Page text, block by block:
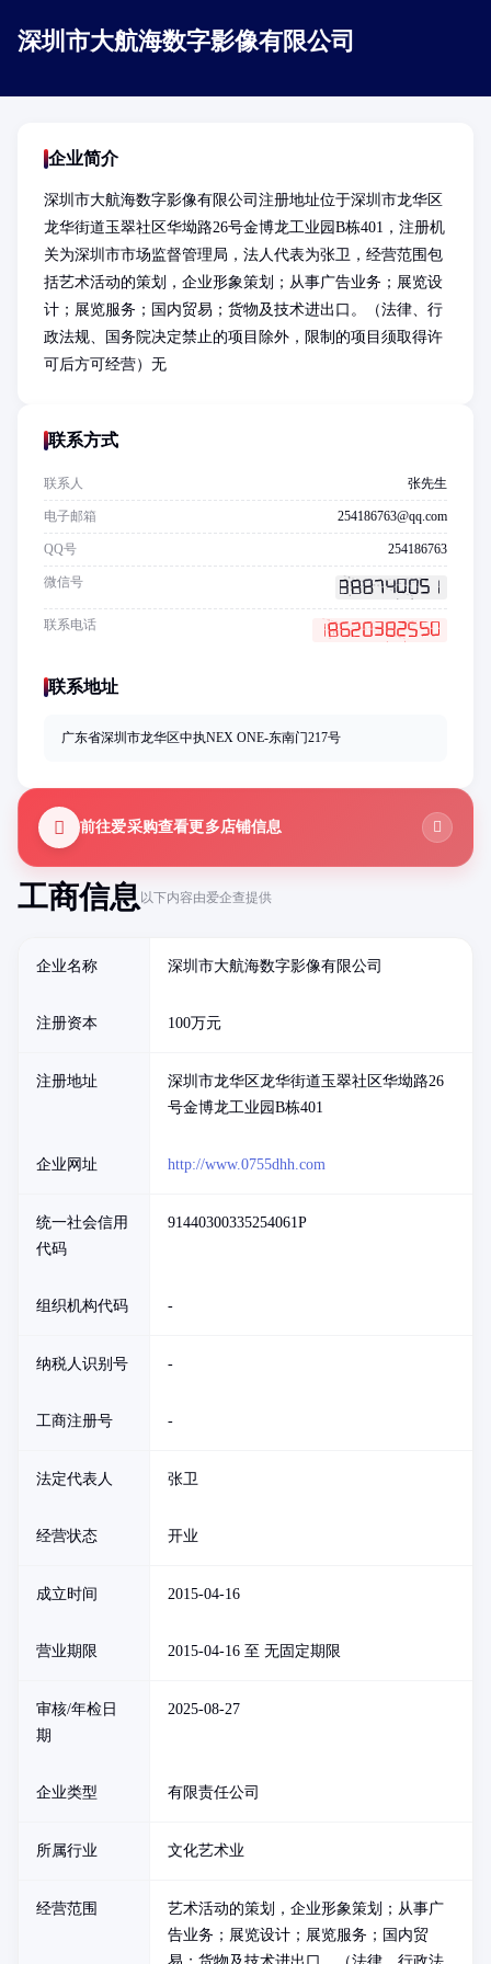
深圳市大航海数字影像有限公司
工商信息以下内容由爱企查提供
企业名称 深圳市大航海数字影像有限公司
注册资本 100万元
注册地址
深圳市龙华区龙华街道玉翠社区华坳路26
号金博龙工业园B栋401
企业网址 http://www.0755dhh.com
统一社会信用
代码
91440300335254061P
组织机构代码 -
纳税人识别号 -
工商注册号 -
法定代表人 张卫
经营状态 开业
成立时间 2015-04-16
营业期限 2015-04-16 至 无固定期限
审核/年检日
期
2025-08-27
企业类型 有限责任公司
所属行业 文化艺术业
经营范围
艺术活动的策划，企业形象策划；从事广
告业务；展览设计；展览服务；国内贸
企业简介
深圳市大航海数字影像有限公司注册地址位于深圳市龙华区
龙华街道玉翠社区华坳路26号金博龙工业园B栋401，注册机
关为深圳市市场监督管理局，法人代表为张卫，经营范围包
括艺术活动的策划，企业形象策划；从事广告业务；展览设
计；展览服务；国内贸易；货物及技术进出口。（法律、行
政法规、国务院决定禁止的项目除外，限制的项目须取得许
可后方可经营）无
联系方式
联系人 张先生
电子邮箱 254186763@qq.com
QQ号 254186763
微信号
联系电话
联系地址
广东省深圳市龙华区中执NEX ONE-东南门217号
前往爱采购查看更多店铺信息